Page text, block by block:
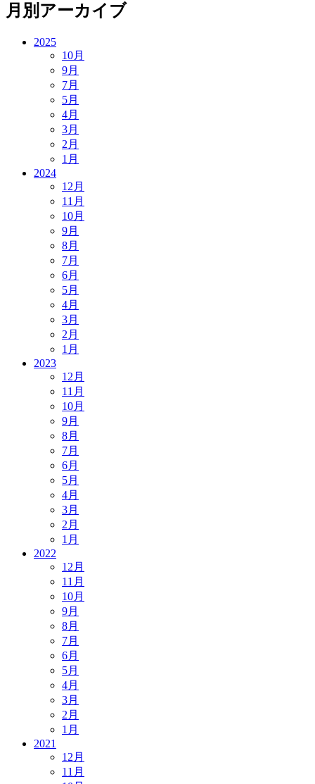
月別アーカイブ
2025
10月
9月
7月
5月
4月
3月
2月
1月
2024
12月
11月
10月
9月
8月
7月
6月
5月
4月
3月
2月
1月
2023
12月
11月
10月
9月
8月
7月
6月
5月
4月
3月
2月
1月
2022
12月
11月
10月
9月
8月
7月
6月
5月
4月
3月
2月
1月
2021
12月
11月